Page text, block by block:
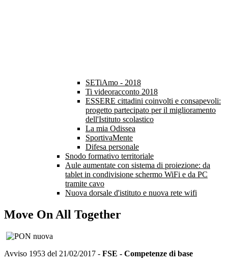
SETiAmo - 2018
Ti videoracconto 2018
ESSERE cittadini coinvolti e consapevoli:
progetto partecipato per il miglioramento
dell'Istituto scolastico
La mia Odissea
SportivaMente
Difesa personale
Snodo formativo territoriale
Aule aumentate con sistema di proiezione: da
tablet in condivisione schermo WiFi e da PC
tramite cavo
Nuova dorsale d'istituto e nuova rete wifi
Move On All Together
Avviso 1953 del 21/02/2017 - FSE - Competenze di base